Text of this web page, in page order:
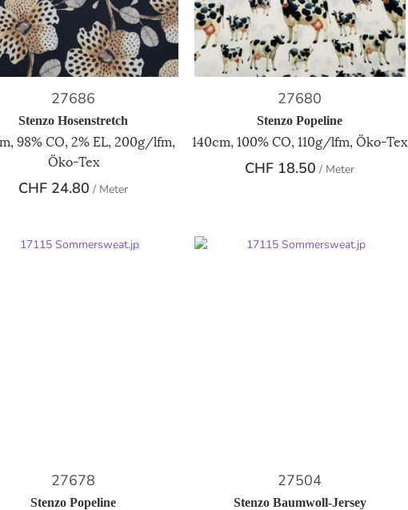
27686
Stenzo Hosenstretch
98% CO, 2% EL, 200g/lfm,
Öko-Tex
CHF 24.80 / Meter
27680
Stenzo Popeline
140cm, 100% CO, 110g/lfm, Öko-Tex
CHF 18.50 / Meter
27678
Stenzo Popeline
27504
Stenzo Baumwoll-Jersey